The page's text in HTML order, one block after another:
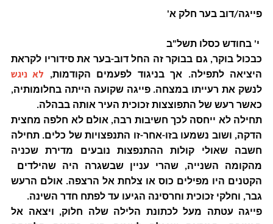
פייגה/דוב בער חלק א'
י' בחודש כסלו תשל"ב
כבכול בוקר, גם בבוקר זה החל דוב-בער את סידוריו לקראת
היציאה לתפילה. אך בניגוד לפעמים הקודמות, לא ניגש
לנשק את רעייתו במצחה. פייגה שקועה הייתה בחלומותיה,
כאשר רעש של התפוצצות זכוכית העיר אותה בבהלה.
תחילה לא ייחסה לכך חשיבות רבה, אולם לא חלפה מחצית
הדקה, ושוב נשמעו בזו-אחר-זו התנפצויות של כלים. תחילה
חשבה שאולי קולות ההתנפצות נובעים מדירת שכניה
מהקומה השנייה, שהרי עניין שבשגרה היה שהילדים
הקטנים היו מפילים כוס או צלחת אל הרצפה. אולם הרעש
גבר, וחלקי זכוכית וחרסינה הגיעו עד לפתח חדר השינה.
פייגה עטתה מעל לכתונת הלילה שלה חלוק, ויצאה אל